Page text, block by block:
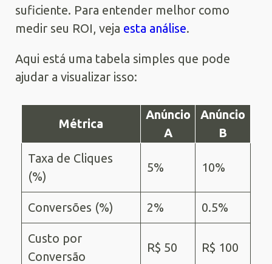
suficiente. Para entender melhor como
medir seu ROI, veja esta análise.
Aqui está uma tabela simples que pode
ajudar a visualizar isso:
Métrica
Anúncio
A
Anúncio
B
Taxa de Cliques
(%)
5% 10%
Conversões (%) 2% 0.5%
Custo por
Conversão
R$ 50 R$ 100